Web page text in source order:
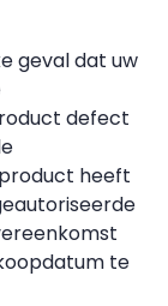
geval dat uw
defect
heeft
te